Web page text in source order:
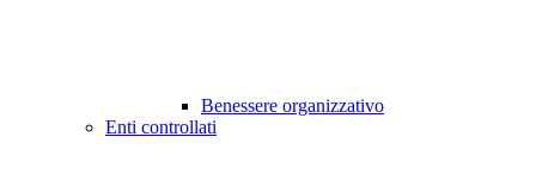
Benessere organizzativo
Enti controllati